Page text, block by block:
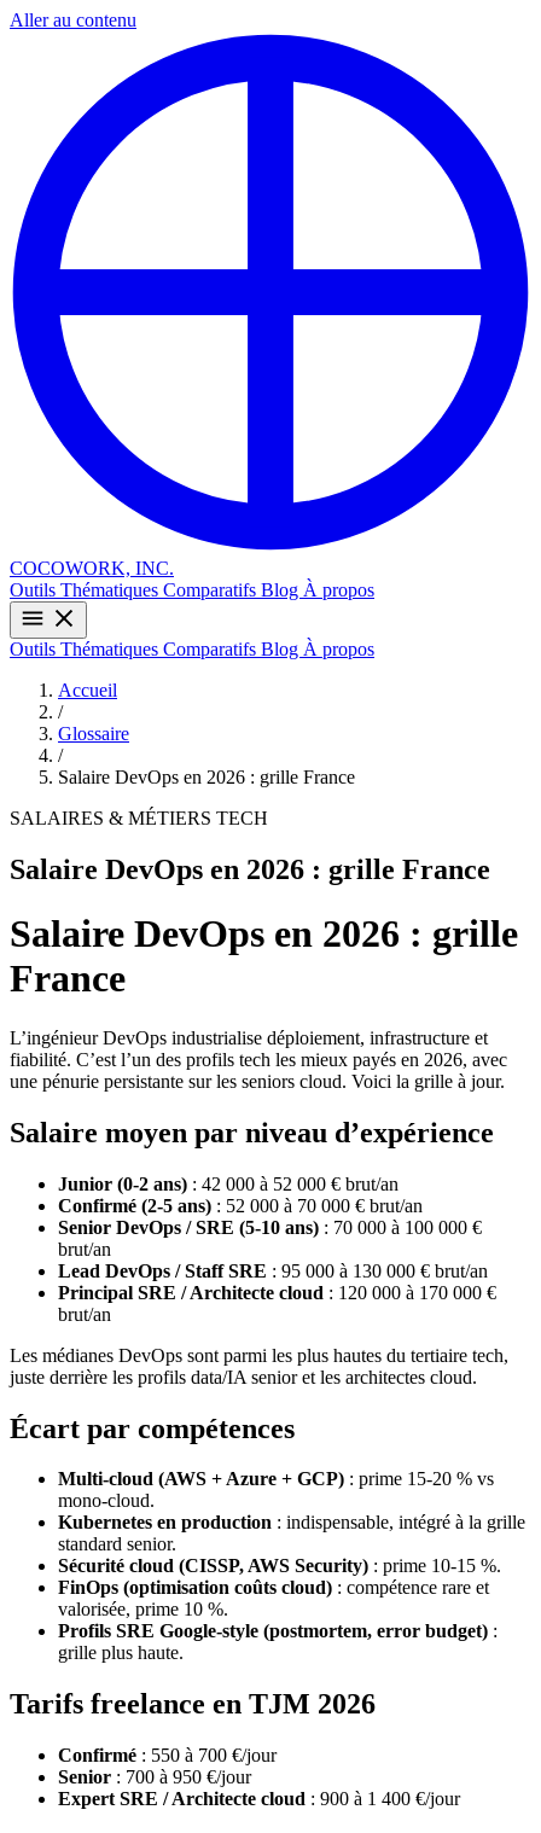
Aller au contenu
COCOWORK, INC.
Outils Thématiques Comparatifs Blog À propos
Outils Thématiques Comparatifs Blog À propos
Accueil
/
Glossaire
/
Salaire DevOps en 2026 : grille France
SALAIRES & MÉTIERS TECH
Salaire DevOps en 2026 : grille France
Salaire DevOps en 2026 : grille
France
L’ingénieur DevOps industrialise déploiement, infrastructure et
fiabilité. C’est l’un des profils tech les mieux payés en 2026, avec
une pénurie persistante sur les seniors cloud. Voici la grille à jour.
Salaire moyen par niveau d’expérience
Junior (0-2 ans) : 42 000 à 52 000 € brut/an
Confirmé (2-5 ans) : 52 000 à 70 000 € brut/an
Senior DevOps / SRE (5-10 ans) : 70 000 à 100 000 €
brut/an
Lead DevOps / Staff SRE : 95 000 à 130 000 € brut/an
Principal SRE / Architecte cloud : 120 000 à 170 000 €
brut/an
Les médianes DevOps sont parmi les plus hautes du tertiaire tech,
juste derrière les profils data/IA senior et les architectes cloud.
Écart par compétences
Multi-cloud (AWS + Azure + GCP) : prime 15-20 % vs
mono-cloud.
Kubernetes en production : indispensable, intégré à la grille
standard senior.
Sécurité cloud (CISSP, AWS Security) : prime 10-15 %.
FinOps (optimisation coûts cloud) : compétence rare et
valorisée, prime 10 %.
Profils SRE Google-style (postmortem, error budget) :
grille plus haute.
Tarifs freelance en TJM 2026
Confirmé : 550 à 700 €/jour
Senior : 700 à 950 €/jour
Expert SRE / Architecte cloud : 900 à 1 400 €/jour